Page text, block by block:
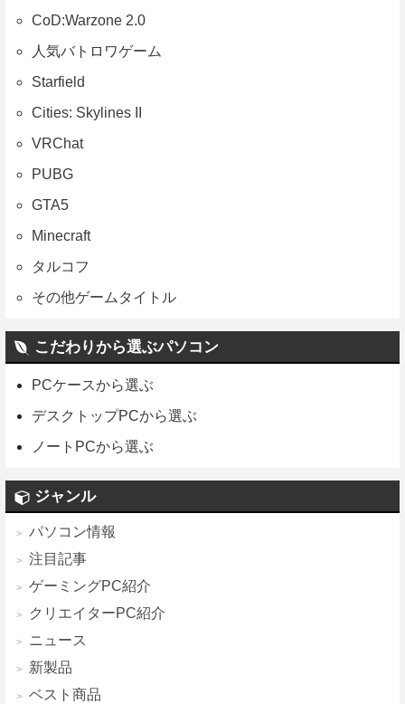
CoD:Warzone 2.0
人気バトロワゲーム
Starfield
Cities: Skylines II
VRChat
PUBG
GTA5
Minecraft
タルコフ
その他ゲームタイトル
こだわりから選ぶパソコン
PCケースから選ぶ
デスクトップPCから選ぶ
ノートPCから選ぶ
ジャンル
パソコン情報
注目記事
ゲーミングPC紹介
クリエイターPC紹介
ニュース
新製品
ベスト商品